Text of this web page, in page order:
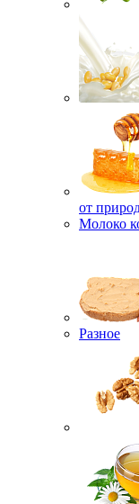
от
Молоко
Разное